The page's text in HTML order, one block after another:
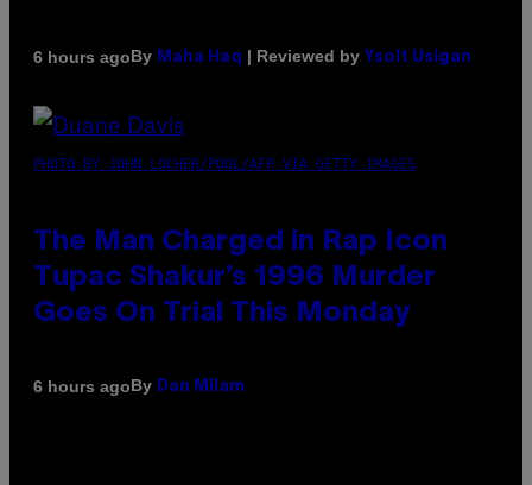
6 hours agoBy Maha Haq | Reviewed by Ysolt Usigan
PHOTO BY JOHN LOCHER/POOL/AFP VIA GETTY IMAGES
The Man Charged in Rap Icon
Tupac Shakur’s 1996 Murder
Goes On Trial This Monday
6 hours agoBy Dan Milam